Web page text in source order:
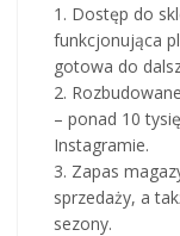
1. Dostęp do
funkcjonująca
gotowa do
2.
– ponad 10
Instagramie.
3. Zapas
sprzedaży, a
sezony.